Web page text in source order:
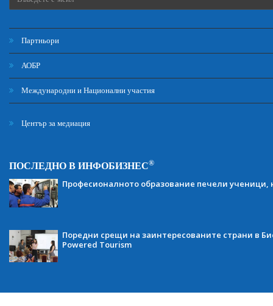
Партньори
АОБР
Международни и Национални участия
Център за медиация
ПОСЛЕДНО В ИНФОБИЗНЕС®
Професионалното образование печели ученици,
Поредни срещи на заинтересованите страни в
Powered Tourism